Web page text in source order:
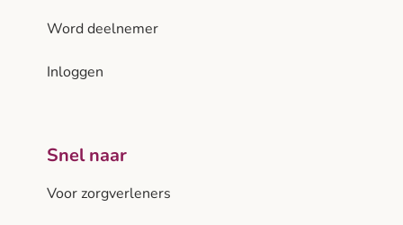
Word deelnemer
Inloggen
Snel naar
Voor zorgverleners